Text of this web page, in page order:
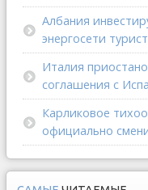
Албания
энергосети
Италия
соглашения с
Карликовое
официально